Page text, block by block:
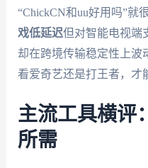
“ChickCN和uu好用吗”
戏低延迟但对智能电视端
却在跨境传输稳定性上波
看爱奇艺还是打王者，才
主流工具横评
所需